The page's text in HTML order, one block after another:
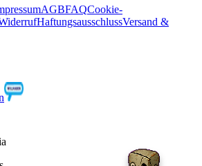
AGBFAQCookie-
HaftungsausschlussVersand &